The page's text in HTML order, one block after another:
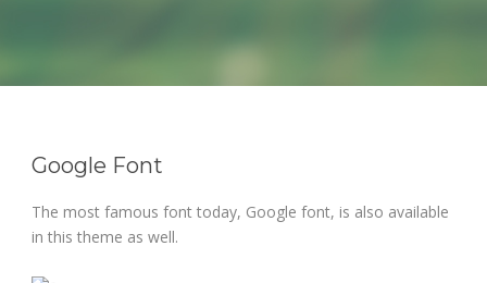
Google Font
The most famous font today, Google font, is also available
in this theme as well.